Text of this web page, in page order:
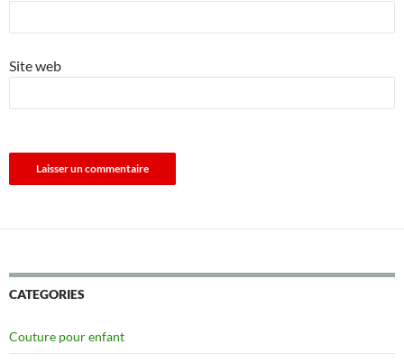
Site web
CATEGORIES
Couture pour enfant